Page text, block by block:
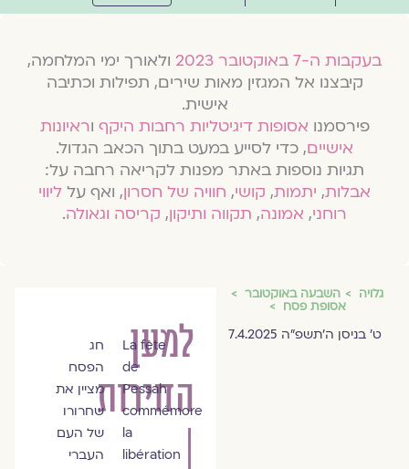
בעקבות ה-7 באוקטובר 2023
ולאורך ימי המלחמה,
קיבצנו אל המגזין מאות שירים, תפילות וכתיבה
אישית.
פירסמנואסופות דיגיטליות רחבות היקףוראיונות
אישיים, כדי לסייע במעט בתוך הכאב הגדול.
תגיות נוספות באתר מפנות לקריאה רחבה על:
אבלות,יתמות,קושי,חוויה של חסרון, ואף עלליווי
רוחני,אמונה,תקווה ותיקון,קריסה וגאולה.
גלויה השבעה באוקטובר
אסופת פסח
ט׳ בניסן ה׳תשפ״ה 7.4.2025
למען
החירות
ז'אן-דוד
ישי
La fête
de
Pessah
commémore
la
libération
חג
הפסח
מציין את
שחרורו
של העם
העברי